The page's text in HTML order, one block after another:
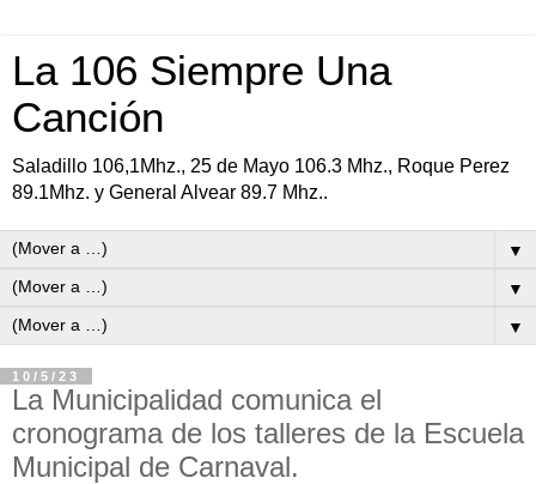
La 106 Siempre Una
Canción
Saladillo 106,1Mhz., 25 de Mayo 106.3 Mhz., Roque Perez
89.1Mhz. y General Alvear 89.7 Mhz..
▼
▼
▼
10/5/23
La Municipalidad comunica el
cronograma de los talleres de la Escuela
Municipal de Carnaval.